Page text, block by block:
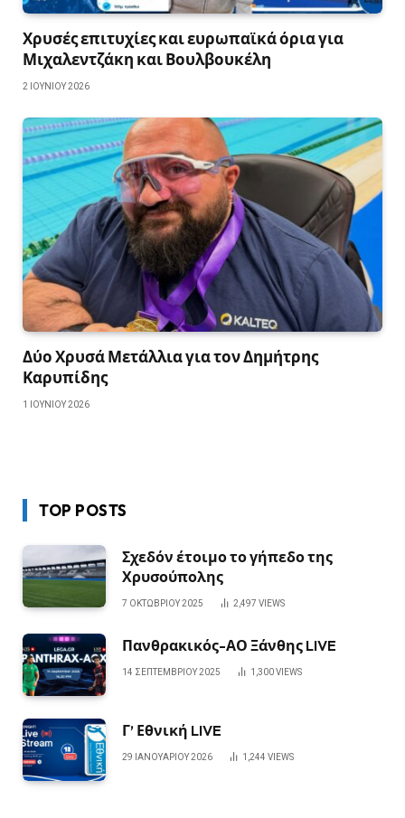
Χρυσές επιτυχίες και ευρωπαϊκά όρια για
Μιχαλεντζάκη και Βουλβουκέλη
2 ΙΟΥΝΊΟΥ 2026
Δύο Χρυσά Μετάλλια για τον Δημήτρης
Καρυπίδης
1 ΙΟΥΝΊΟΥ 2026
TOP POSTS
Σχεδόν έτοιμο το γήπεδο της
Χρυσούπολης
7 ΟΚΤΩΒΡΊΟΥ 2025 2,497 VIEWS
Πανθρακικός-ΑΟ Ξάνθης LIVE
14 ΣΕΠΤΕΜΒΡΊΟΥ 2025 1,300VIEWS
Γ’ Εθνική LIVE
29 ΙΑΝΟΥΑΡΊΟΥ 2026 1,244 VIEWS